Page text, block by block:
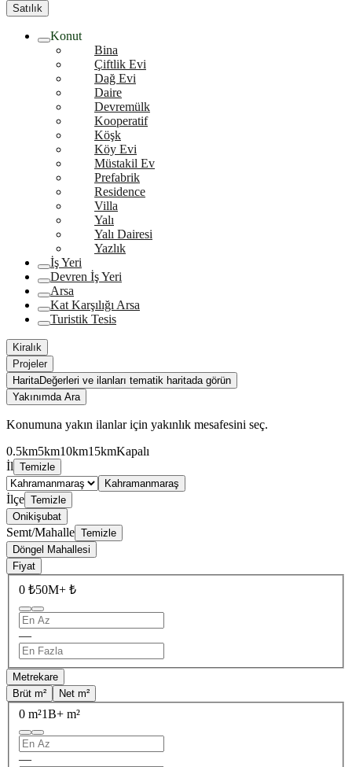
Satılık
Konut
Bina
Çiftlik Evi
Dağ Evi
Daire
Devremülk
Kooperatif
Köşk
Köy Evi
Müstakil Ev
Prefabrik
Residence
Villa
Yalı
Yalı Dairesi
Yazlık
İş Yeri
Devren İş Yeri
Arsa
Kat Karşılığı Arsa
Turistik Tesis
Kiralık
Projeler
HaritaDeğerleri ve ilanları tematik haritada görün
Yakınımda Ara
Konumuna yakın ilanlar için yakınlık mesafesini seç.
0.5km5km10km15kmKapalı
İl Temizle
Kahramanmaraş
İlçe Temizle
Onikişubat
Semt/Mahalle Temizle
Döngel Mahallesi
Fiyat
0 ₺50M+ ₺
—
Metrekare
Brüt m²
Net m²
0 m²1B+ m²
—